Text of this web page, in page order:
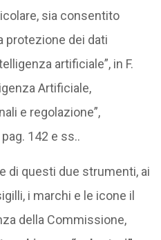
sia consentito
protezione dei dati
artificiale”, in F.
Artificiale,
e regolazione”,
142 e ss..
di questi due strumenti, ai
i marchi e le icone il
della Commissione,